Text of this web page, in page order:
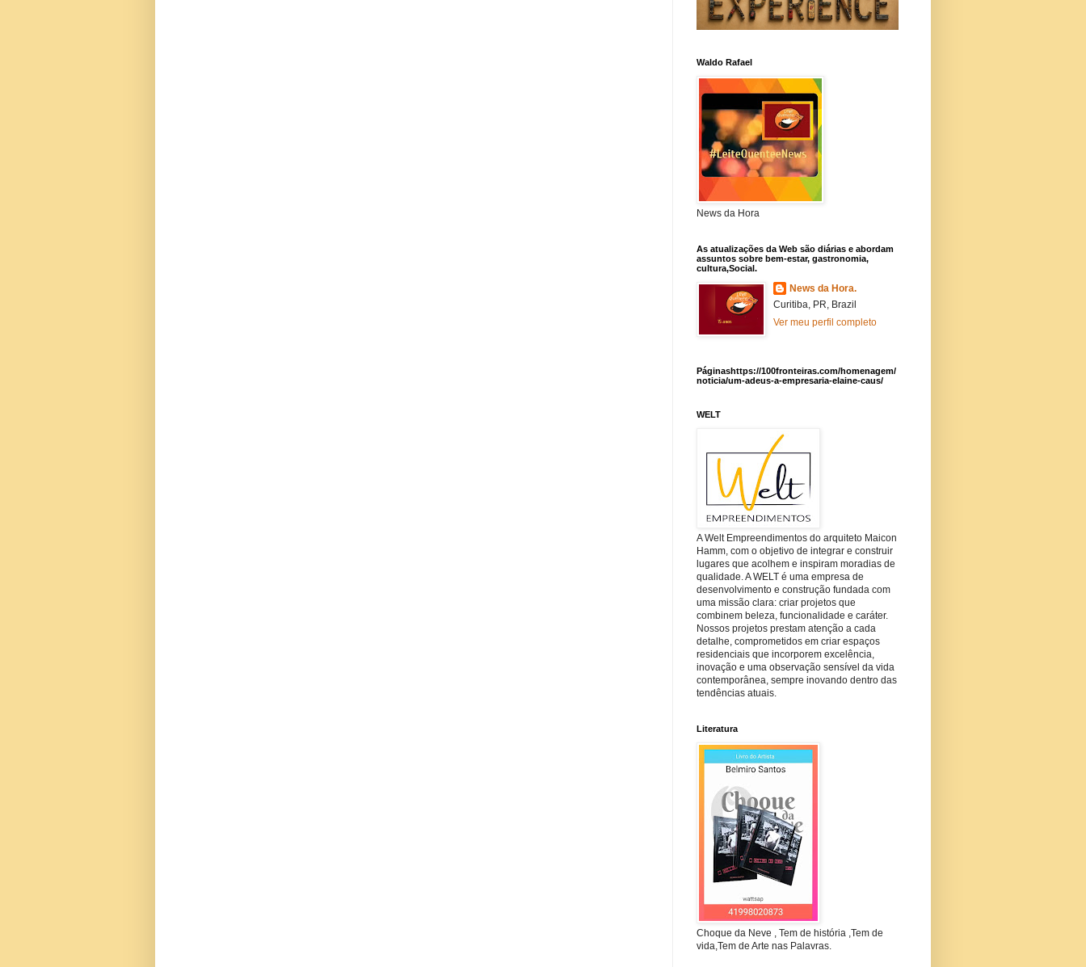
Waldo Rafael
News da Hora
As atualizações da Web são diárias e abordam
assuntos sobre bem-estar, gastronomia,
cultura,Social.
News da Hora.
Curitiba, PR, Brazil
Ver meu perfil completo
Páginashttps://100fronteiras.com/homenagem/
noticia/um-adeus-a-empresaria-elaine-caus/
WELT
A Welt Empreendimentos do arquiteto Maicon
Hamm, com o objetivo de integrar e construir
lugares que acolhem e inspiram moradias de
qualidade. A WELT é uma empresa de
desenvolvimento e construção fundada com
uma missão clara: criar projetos que
combinem beleza, funcionalidade e caráter.
Nossos projetos prestam atenção a cada
detalhe, comprometidos em criar espaços
residenciais que incorporem excelência,
inovação e uma observação sensível da vida
contemporânea, sempre inovando dentro das
tendências atuais.
Literatura
Choque da Neve , Tem de história ,Tem de
vida,Tem de Arte nas Palavras.